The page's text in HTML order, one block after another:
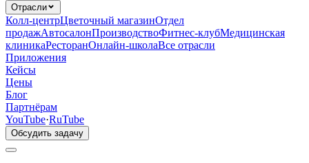
Отрасли
Колл-центрЦветочный магазинОтдел
продажАвтосалонПроизводствоФитнес-клубМедицинская
клиникаРесторанОнлайн-школаВсе отрасли
Приложения
Кейсы
Цены
Блог
Партнёрам
YouTube·RuTube
Обсудить задачу